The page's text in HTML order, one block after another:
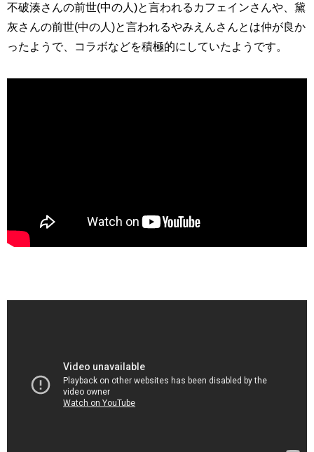
不破湊さんの前世(中の人)と言われるカフェインさんや、黛
灰さんの前世(中の人)と言われるやみえんさんとは仲が良か
ったようで、コラボなどを積極的にしていたようです。